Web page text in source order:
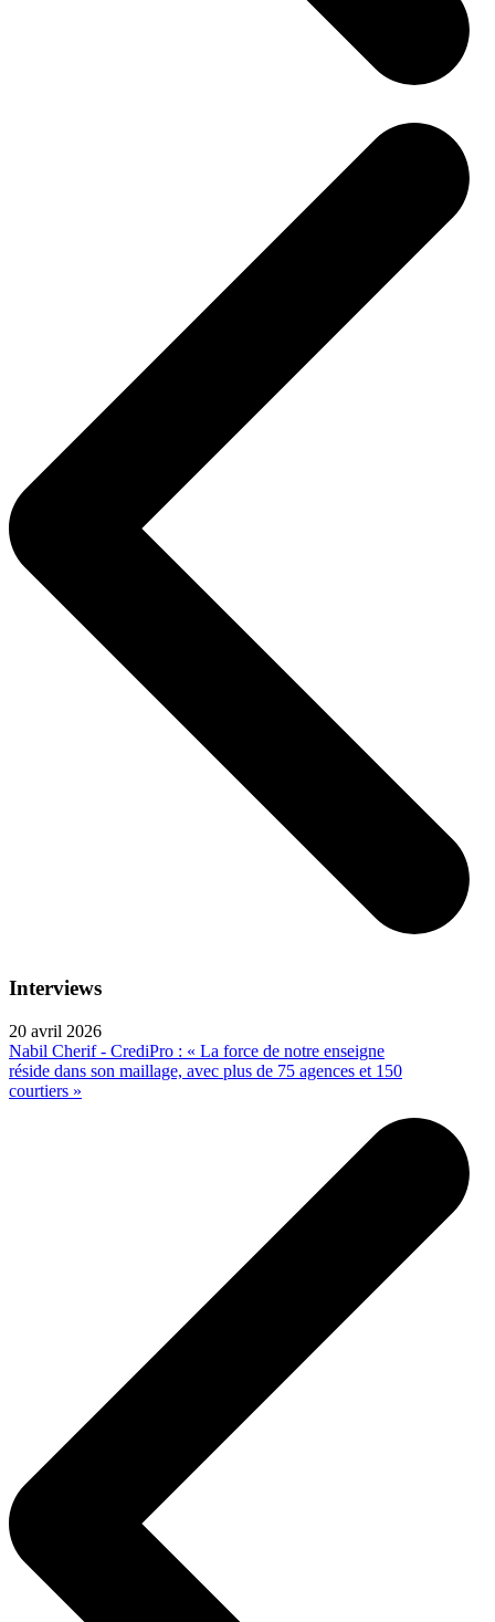
Interviews
20 avril 2026
Nabil Cherif - CrediPro : « La force de notre enseigne
réside dans son maillage, avec plus de 75 agences et 150
courtiers »